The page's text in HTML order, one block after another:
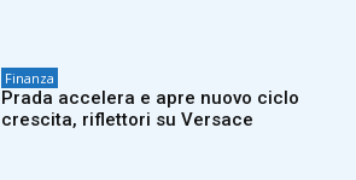
Finanza
Prada accelera e apre nuovo ciclo
crescita, riflettori su Versace